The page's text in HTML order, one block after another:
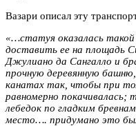
Вазари описал эту
«…статуя оказалась
доставить ее на площадь
Джулиано да Сангалло и
прочную деревянную
канатах так, чтобы при
равномерно
лебедок по гладким
место…. придумано это